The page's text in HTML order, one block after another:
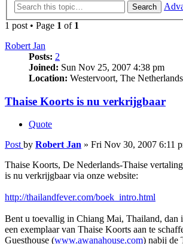
Search
1 post • Page 1 of 1
Robert Jan
Posts: 2
Joined: Sun Nov 25, 2007 4:38 pm
Location: Westervoort, The Netherlands
Thaise Koorts is nu verkrijgbaar
Quote
Post by Robert Jan » Fri Nov 30, 2007 6:11
Thaise Koorts, De Nederlands-Thaise
is nu verkrijgbaar via onze website:
http://thailandfever.com/boek_intro.html
Bent u toevallig in Chiang Mai, Thailand, dan
een exemplaar van Thaise Koorts aan te
Guesthouse (www.awanahouse.com) nabij de